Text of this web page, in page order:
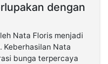
dengan
Nata Floris menjadi
Keberhasilan Nata
bunga terpercaya